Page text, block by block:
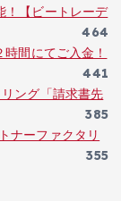
！【ビートレーデ
464
間にてご入金！
441
ング「請求書先
385
ナーファクタリ
355